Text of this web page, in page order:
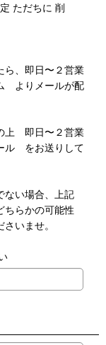
ただちに 削
、即日〜２営業
よりメールが配
上 即日〜２営業
ル をお送りして
ない場合、上記
ちらかの可能性
いませ。